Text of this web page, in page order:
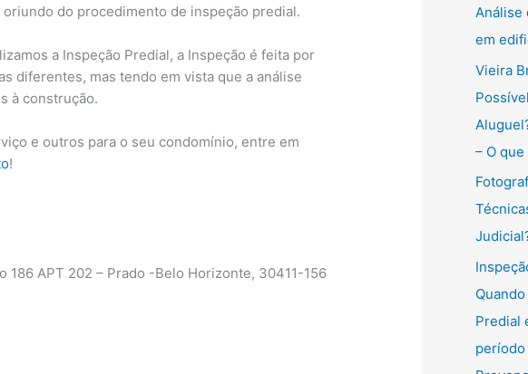
do procedimento de inspeção predial.
a Inspeção Predial, a Inspeção é feita por
diferentes, mas tendo em vista que a análise
à construção.
e outros para o seu condomínio, entre em
!
186 APT 202 – Prado -Belo Horizonte, 30411-156
Análise
em
Vieira
– O
Predial
período